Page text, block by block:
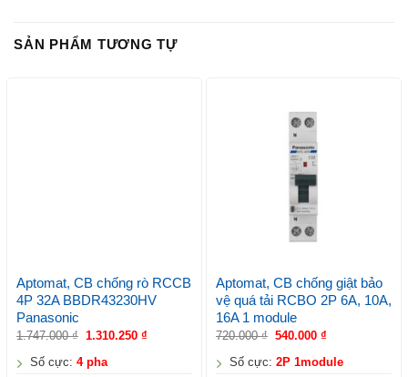
SẢN PHẨM TƯƠNG TỰ
Aptomat, CB chống rò RCCB
4P 32A BBDR43230HV
Panasonic
1.747.000₫ 1.310.250 ₫
Số cực: 4 pha
Aptomat, CB chống giật bảo
vệ quá tải RCBO 2P 6A, 10A,
16A 1 module
720.000₫ 540.000 ₫
Số cực: 2P 1module